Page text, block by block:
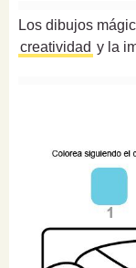
Los dibujos
creatividad y la